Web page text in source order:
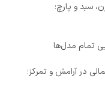
سبد و پارچ؛
تمام مدل‌ها
در آرامش و تمرکز؛